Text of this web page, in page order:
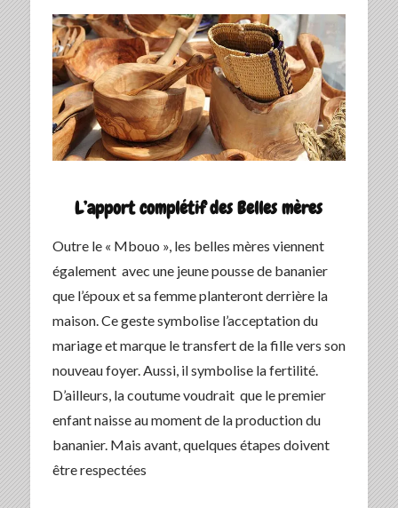
L’apport complétif des Belles mères
Outre le « Mbouo », les belles mères viennent
également avec une jeune pousse de bananier
que l’époux et sa femme planteront derrière la
maison. Ce geste symbolise l’acceptation du
mariage et marque le transfert de la fille vers son
nouveau foyer. Aussi, il symbolise la fertilité.
D’ailleurs, la coutume voudrait que le premier
enfant naisse au moment de la production du
bananier. Mais avant, quelques étapes doivent
être respectées